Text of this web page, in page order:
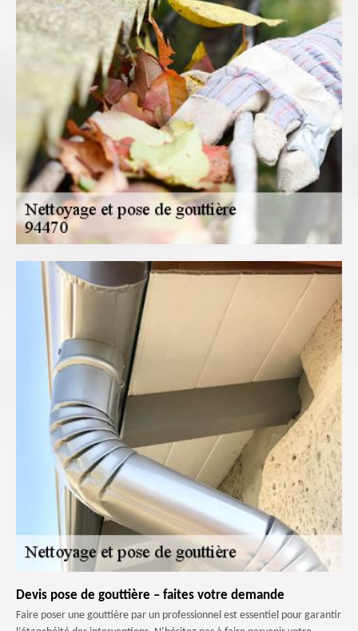
Devis pose de gouttière – faites votre demande
Faire poser une gouttière par un professionnel est essentiel pour garantir